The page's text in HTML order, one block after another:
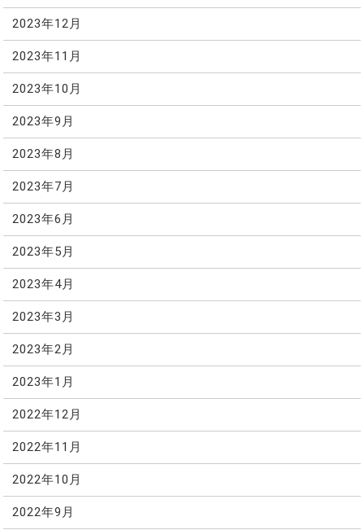
2023年12月
2023年11月
2023年10月
2023年9月
2023年8月
2023年7月
2023年6月
2023年5月
2023年4月
2023年3月
2023年2月
2023年1月
2022年12月
2022年11月
2022年10月
2022年9月